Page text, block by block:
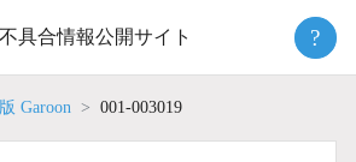
不具合情報公開サイト ?
Garoon 001-003019